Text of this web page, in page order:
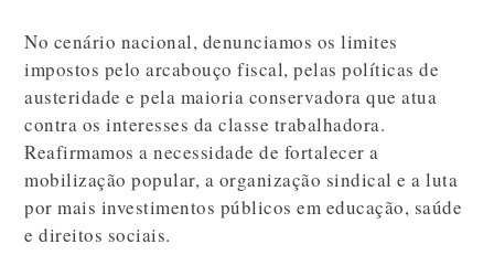
No cenário nacional, denunciamos os limites
impostos pelo arcabouço fiscal, pelas políticas de
austeridade e pela maioria conservadora que atua
contra os interesses da classe trabalhadora.
Reafirmamos a necessidade de fortalecer a
mobilização popular, a organização sindical e a luta
por mais investimentos públicos em educação, saúde
e direitos sociais.